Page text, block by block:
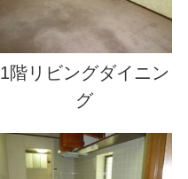
1階リビングダイニン
グ